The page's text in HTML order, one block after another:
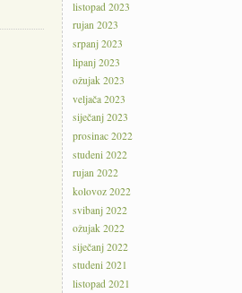
listopad 2023
rujan 2023
srpanj 2023
lipanj 2023
ožujak 2023
veljača 2023
siječanj 2023
prosinac 2022
studeni 2022
rujan 2022
kolovoz 2022
svibanj 2022
ožujak 2022
siječanj 2022
studeni 2021
listopad 2021